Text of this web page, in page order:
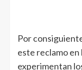
Por
este reclamo en
experimentan